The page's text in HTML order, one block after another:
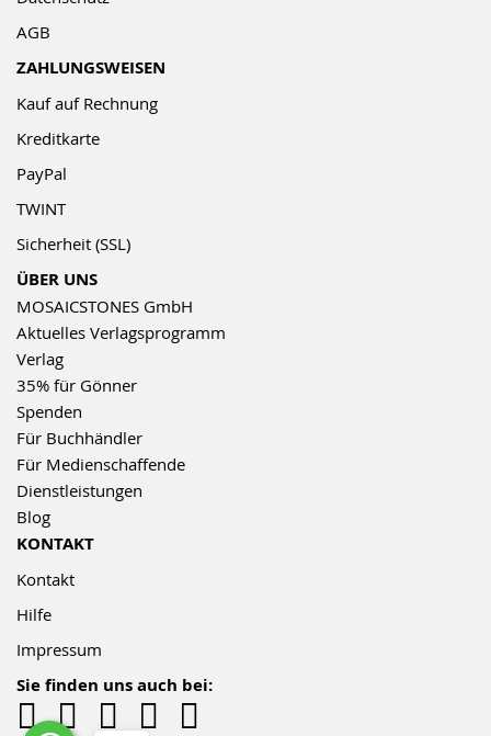
AGB
ZAHLUNGSWEISEN
Kauf auf Rechnung
Kreditkarte
PayPal
TWINT
Sicherheit (SSL)
ÜBER UNS
MOSAICSTONES GmbH
Aktuelles Verlagsprogramm
Verlag
35% für Gönner
Spenden
Für Buchhändler
Für Medienschaffende
Dienstleistungen
Blog
KONTAKT
Kontakt
Hilfe
Impressum
Sie finden uns auch bei: